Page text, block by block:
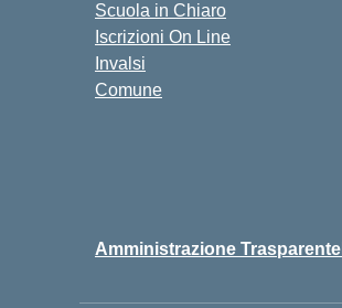
Scuola in Chiaro
Iscrizioni On Line
Invalsi
Comune
Amministrazione Trasparente